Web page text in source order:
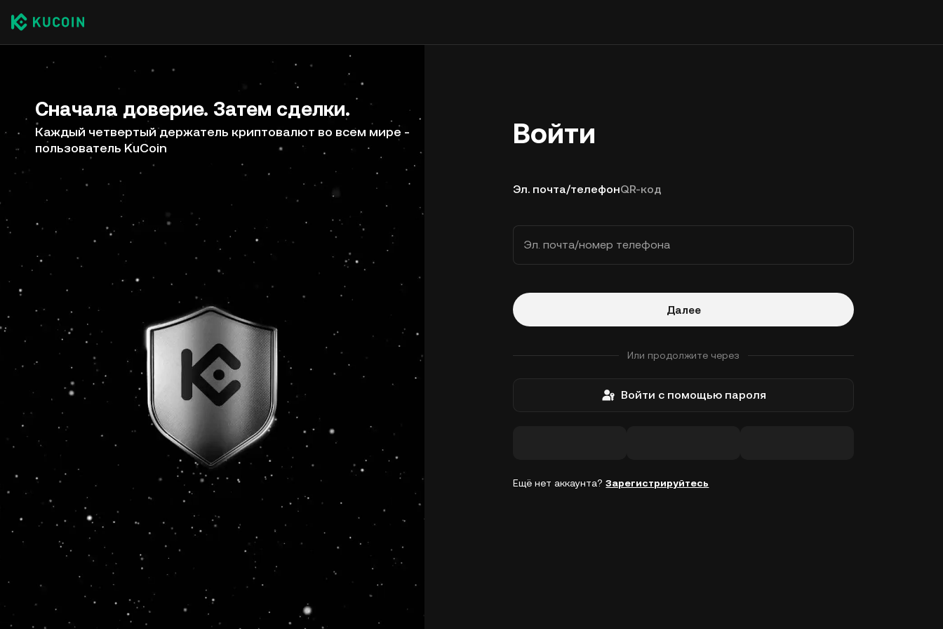
Сначала доверие. Затем сделки.
Каждый четвертый держатель криптовалют во всем мире -
пользователь KuCoin
Войти
Эл. почта/телефонQR-код
Эл. почта/номер телефона
Далее
Или продолжите через
Войти с помощью пароля
Ещё нет аккаунта?Зарегистрируйтесь